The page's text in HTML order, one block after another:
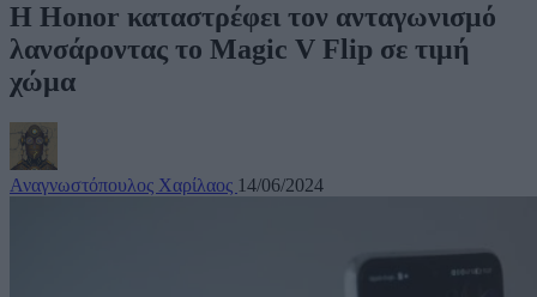
Η Honor καταστρέφει τον ανταγωνισμό
λανσάροντας το Magic V Flip σε τιμή
χώμα
Αναγνωστόπουλος Χαρίλαος 14/06/2024